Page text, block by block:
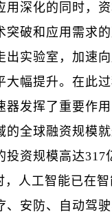
用深化的同时，
突破和应用需求
出实验室，加速
大幅提升。在此
器发挥了重要作
的全球融资规模
投资规模高达317
，人工智能已在
、安防、自动驾